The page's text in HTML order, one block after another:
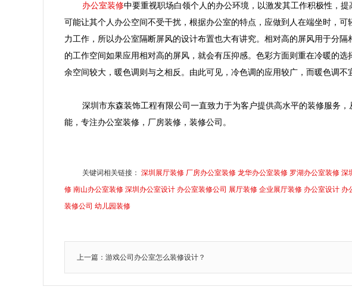
办公室装修中要重视职场白领个人的办公环境，以激发其工作积极性，
可能让其个人办公空间不受干扰，根据办公室的特点，应做到人在端坐时，
力工作，所以办公室隔断屏风的设计布置也大有讲究。相对高的屏风用于分
的工作空间如果应用相对高的屏风，就会有压抑感。色彩方面则重在冷暖的
余空间较大，暖色调则与之相反。由此可见，冷色调的应用较广，而暖色调不
深圳市东森装饰工程有限公司一直致力于为客户提供高水平的装修服务
能，专注办公室装修，厂房装修，装修公司。
关键词相关链接： 深圳展厅装修 厂房办公室装修 龙华办公室装修 罗湖办公室装修 深
修 南山办公室装修 深圳办公室设计 办公室装修公司 展厅装修 企业展厅装修 办公室设计 办
装修公司 幼儿园装修
上一篇：游戏公司办公室怎么装修设计？